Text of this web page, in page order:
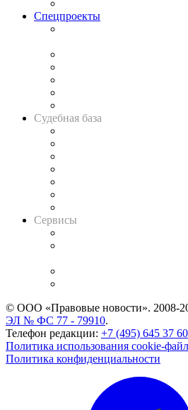
Спецпроекты
Судебная база
Сервисы
© ООО «Правовые новости». 2008-
ЭЛ № ФС 77 - 79910.
Телефон редакции: +7 (495) 645 37 60
Политика использования cookie-
Политика конфиденциальности